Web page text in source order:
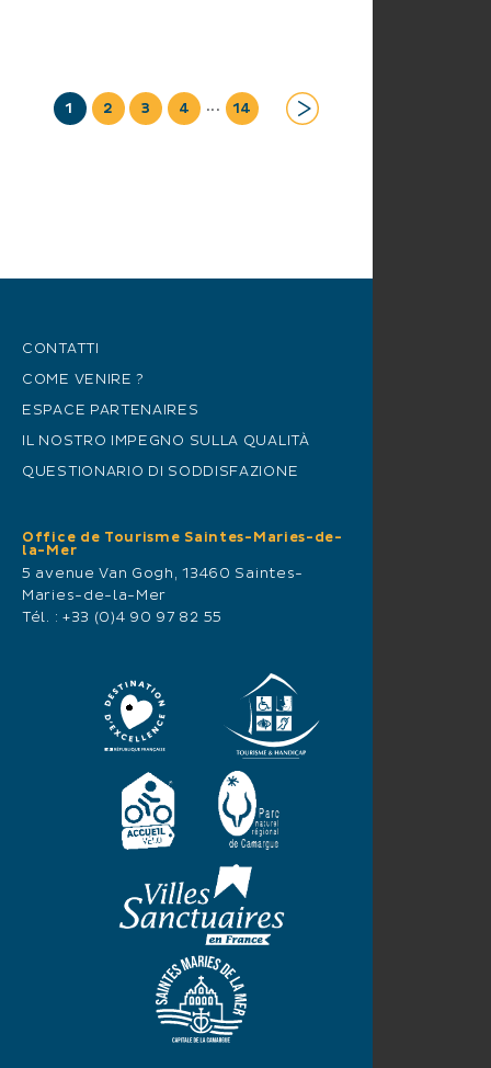
1 2 3 4 ... 14
CONTATTI
COME VENIRE ?
ESPACE PARTENAIRES
IL NOSTRO IMPEGNO SULLA QUALITÀ
QUESTIONARIO DI SODDISFAZIONE
Office de Tourisme Saintes-Maries-de-
la-Mer
5 avenue Van Gogh, 13460 Saintes-
Maries-de-la-Mer
Tél. : +33 (0)4 90 97 82 55